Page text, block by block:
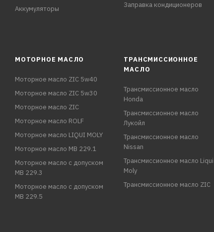
Аккумуляторы
Заправка кондиционеров
МОТОРНОЕ МАСЛО
Моторное масло ZIC 5w40
Моторное масло ZIC 5w30
Моторное масло ZIC
Моторное масло ROLF
Моторное масло LIQUI MOLY
Моторное масло MB 229.1
Моторное масло с допуском
MB 229.3
Моторное масло с допуском
MB 229.5
ТРАНСМИССИОННОЕ
МАСЛО
Трансмиссионное масло
Honda
Трансмиссионное масло
Лукойл
Трансмиссионное масло
Nissan
Трансмиссионное масло Liqui
Moly
Трансмиссионное масло ZIC